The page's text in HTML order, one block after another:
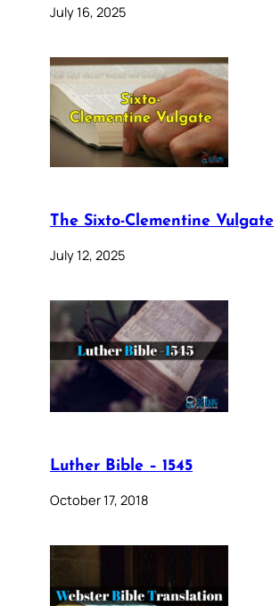
July 16, 2025
The Sixto-Clementine Vulgate
July 12, 2025
Luther Bible – 1545
October 17, 2018